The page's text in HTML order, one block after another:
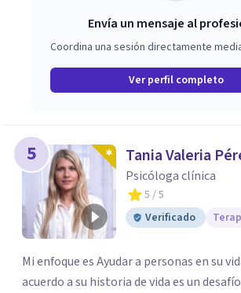
Envía un mensaje al
Coordina una sesión directamente
Ver perfil completo
5 Tania Valeria
Psicóloga clínica
5 / 5
Verificado
Mi enfoque es Ayudar a personas en su
acuerdo a su historia de vida es un